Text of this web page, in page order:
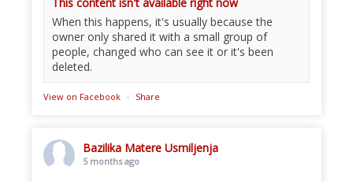
This content isn't available right now
When this happens, it's usually because the
owner only shared it with a small group of
people, changed who can see it or it's been
deleted.
View on Facebook · Share
Bazilika Matere Usmiljenja
5 months ago